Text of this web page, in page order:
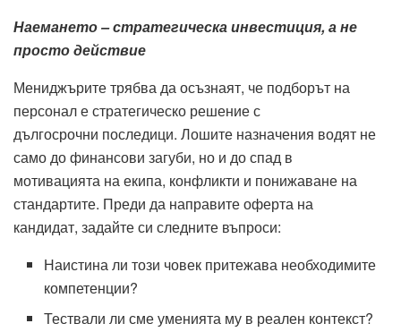
Наемането – стратегическа инвестиция, а не
просто действие
Мениджърите трябва да осъзнаят, че подборът на
персонал е стратегическо решение с
дългосрочни последици. Лошите назначения водят не
само до финансови загуби, но и до спад в
мотивацията на екипа, конфликти и понижаване на
стандартите. Преди да направите оферта на
кандидат, задайте си следните въпроси:
Наистина ли този човек притежава необходимите
компетенции?
Тествали ли сме уменията му в реален контекст?